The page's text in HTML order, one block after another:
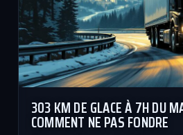
303 KM DE GLACE À 7H DU
COMMENT NE PAS FONDRE